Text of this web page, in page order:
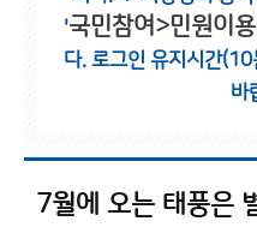
'국민참여>민원이
다. 로그인 유지시간(10
바
7월에 오는 태풍은